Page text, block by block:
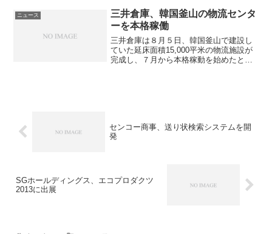
活動を行なっている関係で、飯豊町の小
学生にも地球環境の...
ニュース
三井倉庫、韓国釜山の物流センタ
ーを本格稼働
三井倉庫は８月５日、韓国釜山で建設し
ていた延床面積15,000平米の物流施設が
完成し、７月から本格稼動を始めたと発
センコー商事、送り状検索システムを開
発
SGホールディングス、エコプロダクツ
2013に出展